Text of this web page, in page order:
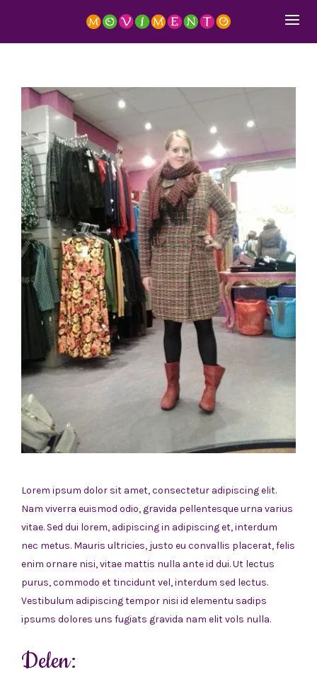
Lorem ipsum dolor sit amet, consectetur adipiscing elit.
Nam viverra euismod odio, gravida pellentesque urna varius
vitae. Sed dui lorem, adipiscing in adipiscing et, interdum
nec metus. Mauris ultricies, justo eu convallis placerat, felis
enim ornare nisi, vitae mattis nulla ante id dui. Ut lectus
purus, commodo et tincidunt vel, interdum sed lectus.
Vestibulum adipiscing tempor nisi id elementu sadips
ipsums dolores uns fugiats gravida nam elit vols nulla.
Delen: